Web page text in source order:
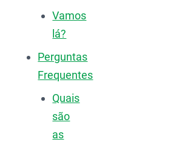
Vamos
lá?
Perguntas
Frequentes
Quais
são
as